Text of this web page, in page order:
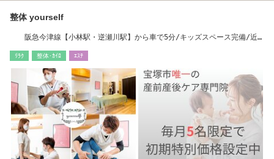
整体 yourself
阪急今津線【小林駅・逆瀬川駅】から車で5分/キッズスペース完備/近
ﾘﾗｸ 整体･ｶｲﾛ ｴｽﾃ